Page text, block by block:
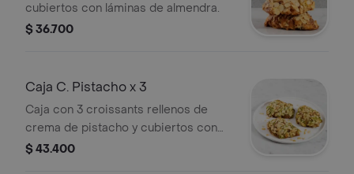
cubiertos con láminas de almendra.
$ 36.700
Caja C. Pistacho x 3
Caja con 3 croissants rellenos de
crema de pistacho y cubiertos con
almendras tajadas.
$ 43.400